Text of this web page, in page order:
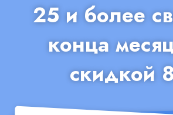
25 и более
конца
скидкой